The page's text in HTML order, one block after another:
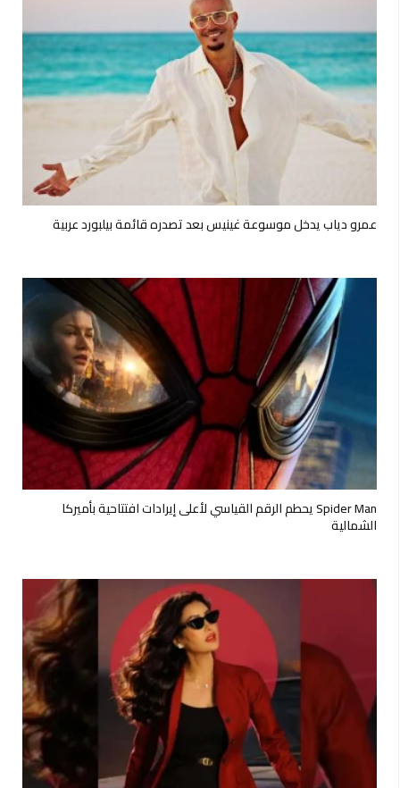
عمرو دياب يدخل موسوعة غينيس بعد تصدره قائمة بيلبورد عربية
Spider Man يحطم الرقم القياسي لأعلى إيرادات افتتاحية بأميركا
الشمالية